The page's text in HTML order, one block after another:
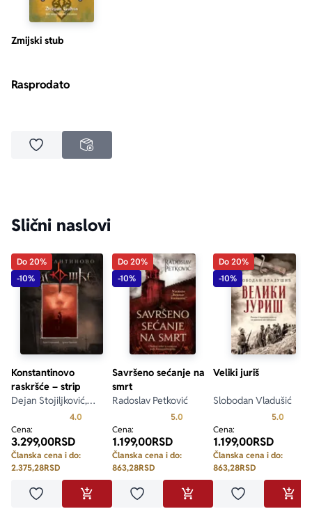
Zmijski stub
Rasprodato
Dodaj u omiljeneNEDOSTUPNO
Slični naslovi
Do 20%
-10%
Konstantinovo
raskršće – strip
Dejan Stojiljković,
Dragan Paunović
4.0 Prosecna ocena je 4.0 od 5
Cena:
3.299,00RSD
Članska cena i do:
2.375,28RSD
Dodaj u omiljeneDODAJ U KORPU
Do 20%
-10%
Savršeno sećanje na
smrt
Radoslav Petković
5.0 Prosecna ocena je 5.0 od 5
Cena:
1.199,00RSD
Članska cena i do:
863,28RSD
Dodaj u omiljeneDODAJ U KORPU
Do 20%
-10%
Veliki juriš
Slobodan Vladušić
5.0
Cena:
1.199,00RSD
Članska cena i do:
863,28RSD
Dodaj u